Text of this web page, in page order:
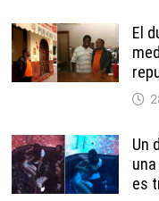
El
Un
es